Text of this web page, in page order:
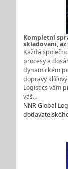
Kompletní
skladování,
Každá
procesy a
dynamickém
dopravy
Logistics vám
váš…
NNR Global